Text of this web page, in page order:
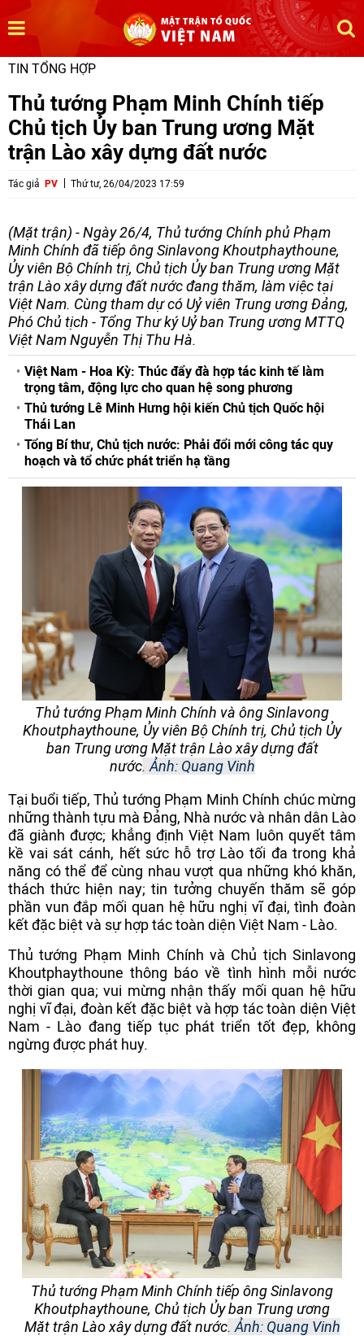
TIN TỔNG HỢP
Thủ tướng Phạm Minh Chính tiếp
Chủ tịch Ủy ban Trung ương Mặt
trận Lào xây dựng đất nước
Tác giả PV Thứ tư, 26/04/2023 17:59
(Mặt trận) - Ngày 26/4, Thủ tướng Chính phủ Phạm
Minh Chính đã tiếp ông Sinlavong Khoutphaythoune,
Ủy viên Bộ Chính trị, Chủ tịch Ủy ban Trung ương Mặt
trận Lào xây dựng đất nước đang thăm, làm việc tại
Việt Nam. Cùng tham dự có Uỷ viên Trung ương Đảng,
Phó Chủ tịch - Tổng Thư ký Uỷ ban Trung ương MTTQ
Việt Nam Nguyễn Thị Thu Hà.
Việt Nam - Hoa Kỳ: Thúc đẩy đà hợp tác kinh tế làm
trọng tâm, động lực cho quan hệ song phương
Thủ tướng Lê Minh Hưng hội kiến Chủ tịch Quốc hội
Thái Lan
Tổng Bí thư, Chủ tịch nước: Phải đổi mới công tác quy
hoạch và tổ chức phát triển hạ tầng
Thủ tướng Phạm Minh Chính và ông Sinlavong
Khoutphaythoune, Ủy viên Bộ Chính trị, Chủ tịch Ủy
ban Trung ương Mặt trận Lào xây dựng đất
nước. Ảnh: Quang Vinh
Tại buổi tiếp, Thủ tướng Phạm Minh Chính chúc mừng
những thành tựu mà Đảng, Nhà nước và nhân dân Lào
đã giành được; khẳng định Việt Nam luôn quyết tâm
kề vai sát cánh, hết sức hỗ trợ Lào tối đa trong khả
năng có thể để cùng nhau vượt qua những khó khăn,
thách thức hiện nay; tin tưởng chuyến thăm sẽ góp
phần vun đắp mối quan hệ hữu nghị vĩ đại, tình đoàn
kết đặc biệt và sự hợp tác toàn diện Việt Nam - Lào.
Thủ tướng Phạm Minh Chính và Chủ tịch Sinlavong
Khoutphaythoune thông báo về tình hình mỗi nước
thời gian qua; vui mừng nhận thấy mối quan hệ hữu
nghị vĩ đại, đoàn kết đặc biệt và hợp tác toàn diện Việt
Nam - Lào đang tiếp tục phát triển tốt đẹp, không
ngừng được phát huy.
Thủ tướng Phạm Minh Chính tiếp ông Sinlavong
Khoutphaythoune, Chủ tịch Ủy ban Trung ương
Mặt trận Lào xây dựng đất nước. Ảnh: Quang Vinh